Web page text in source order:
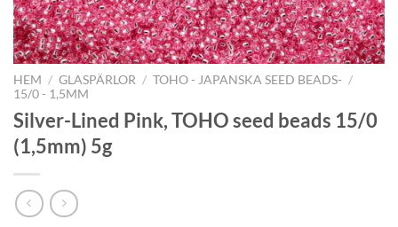
HEM / GLASPÄRLOR / TOHO - JAPANSKA SEED BEADS- /
15/0 - 1,5MM
Silver-Lined Pink, TOHO seed beads 15/0
(1,5mm) 5g